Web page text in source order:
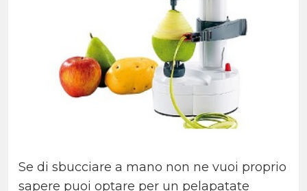
Se di sbucciare a mano non ne vuoi proprio
sapere puoi optare per un pelapatate